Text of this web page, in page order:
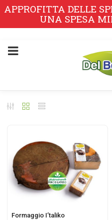
APPROFITTA DELLE
UNA SPESA
Formaggio I’taliko